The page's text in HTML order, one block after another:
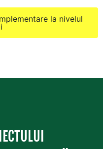
la nivelul